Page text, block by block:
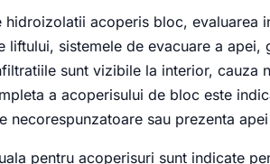
hidroizolatii acoperis bloc, evaluarea
liftului, sistemele de evacuare a
sunt vizibile la interior, cauza
a acoperisului de bloc este
necorespunzatoare sau prezenta
pentru acoperisuri sunt indicate